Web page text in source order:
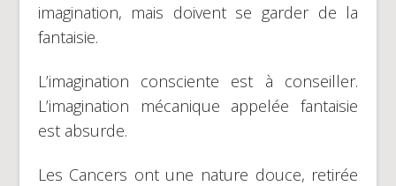
imagination, mais doivent se garder de la
fantaisie.
L’imagination consciente est à conseiller.
L’imagination mécanique appelée fantaisie
est absurde.
Les Cancers ont une nature douce, retirée